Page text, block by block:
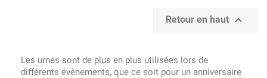
Retour en haut 
Les urnes sont de plus en plus utilisées lors de
différents évènements, que ce soit pour un anniversaire